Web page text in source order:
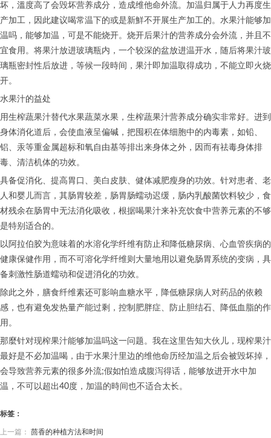
坏，溫度高了会毁坏营养成分，造成维他命外流。加温归属于人力再度生
产加工，因此建议喝常温下的或是新鮮不开展生产加工的。水果汁能够加
温吗，能够加温，可是不能烧开。烧开后果汁的营养成分会外流，并且不
宜食用。将果汁放进玻璃瓶内，一个较深的盆放进温开水，随后将果汁玻
璃瓶密封性后放进，等候一段時间，果汁即加温取得成功，不能立即火烧
开。
水果汁的益处
用生榨蔬果汁替代水果蔬菜水果，生榨蔬果汁营养成分确实非常好。进到
身体消化道后，会使血液呈偏碱，把囤积在体细胞中的内毒素，如铅、
铝、汞等重金属超标和氧自由基等排出来身体之外，因而有祛毒身体排
毒、清洁机体的功效。
具备促消化、提高胃口、美白皮肤、健体减肥瘦身的功效。针对患者、老
人和婴儿而言，其肠胃较差，肠胃肠蠕动迟缓，肠内乳酸菌饮料较少，食
材残余在肠胃中无法消化吸收，根据喝果汁来补充饮食中营养元素的不够
是特别适合的。
以阿拉伯胶为意味着的水溶化学纤维有防止和降低糖尿病、心血管疾病的
健康保健作用，而不可溶化学纤维则大量地用以避免肠胃系统的变病，具
备刺激性肠道蠕动和促进消化的功效。
除此之外，膳食纤维素还可影响血糖水平，降低糖尿病人对药品的依赖
感，也有避免发热量产能过剩，控制肥胖症、防止胆结石、降低血脂的作
用。
那麼针对现榨果汁能够加温吗这一问题。我在这里告知大伙儿，现榨果汁
最好是不必加温喝，由于水果汁里边的维他命历经加温之后会被毁坏掉，
会导致营养元素的很多外流;假如怕造成腹泻得话，能够放进开水中加
温，不可以超出40度，加温的時间也不适合太长。
标签：
上一篇： 茴香的种植方法和时间